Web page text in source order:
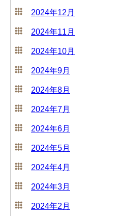
2024年12月
2024年11月
2024年10月
2024年9月
2024年8月
2024年7月
2024年6月
2024年5月
2024年4月
2024年3月
2024年2月